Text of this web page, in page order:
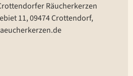
Räucherkerzen
11, 09474 Crottendorf,